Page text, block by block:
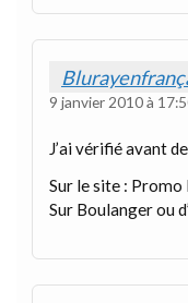
9 janvier 2010 à
J’ai vérifié avant
Sur le site : Promo
Sur Boulanger ou